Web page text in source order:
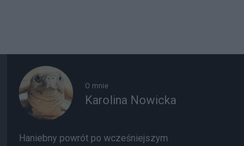
O mnie
Karolina Nowicka
Haniebny powrót po wcześniejszym